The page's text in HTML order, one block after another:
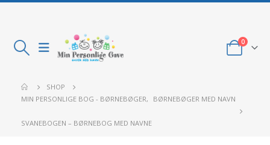
0
SHOP
MIN PERSONLIGE BOG - BØRNEBØGER, BØRNEBØGER MED NAVN
SVANEBOGEN – BØRNEBOG MED NAVNE